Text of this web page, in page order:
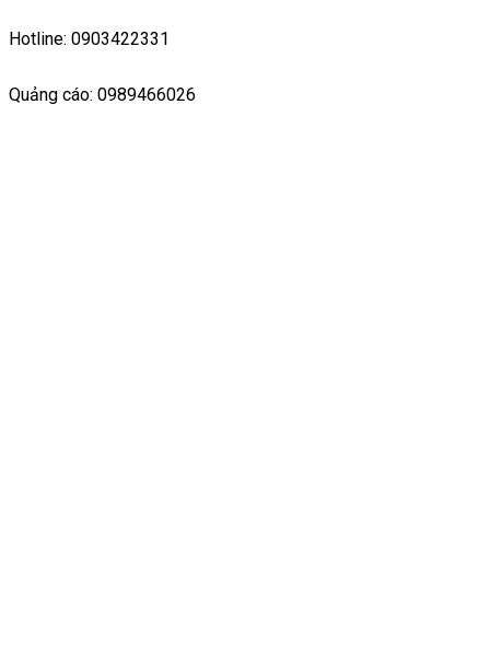
Hotline: 0903422331
Quảng cáo: 0989466026